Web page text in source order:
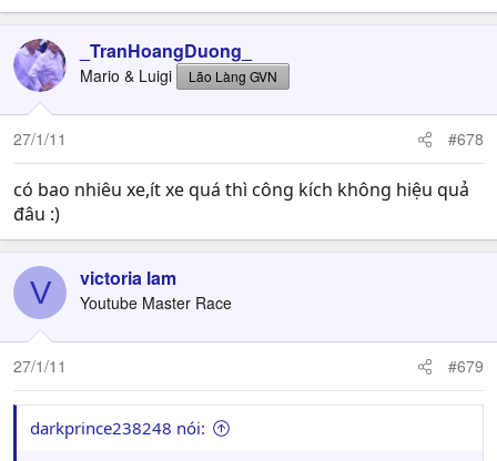
_TranHoangDuong_
Mario & Luigi Lão Làng GVN
27/1/11 #678
có bao nhiêu xe,ít xe quá thì công kích không hiệu quả
đâu :)
V victoria lam
Youtube Master Race
27/1/11 #679
darkprince238248 nói: